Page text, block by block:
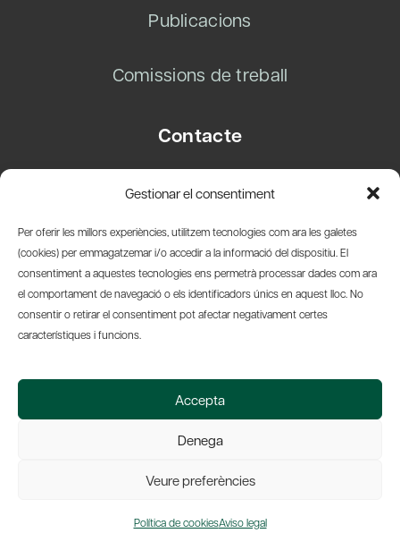
Gestionar el consentiment
Per oferir les millors experiències, utilitzem tecnologies com ara les galetes
(cookies) per emmagatzemar i/o accedir a la informació del dispositiu. El
consentiment a aquestes tecnologies ens permetrà processar dades com ara
el comportament de navegació o els identificadors únics en aquest lloc. No
consentir o retirar el consentiment pot afectar negativament certes
característiques i funcions.
Accepta
Denega
Veure preferències
Política de cookiesAviso legal
Publicacions
Comissions de treball
Contacte
08003 Barcelona
info@amicsdelpais.com
Suscripció Newsletter
© 2026 Societat Econòmica Barcelonesa d'Amics del País
Web by Ideamatic